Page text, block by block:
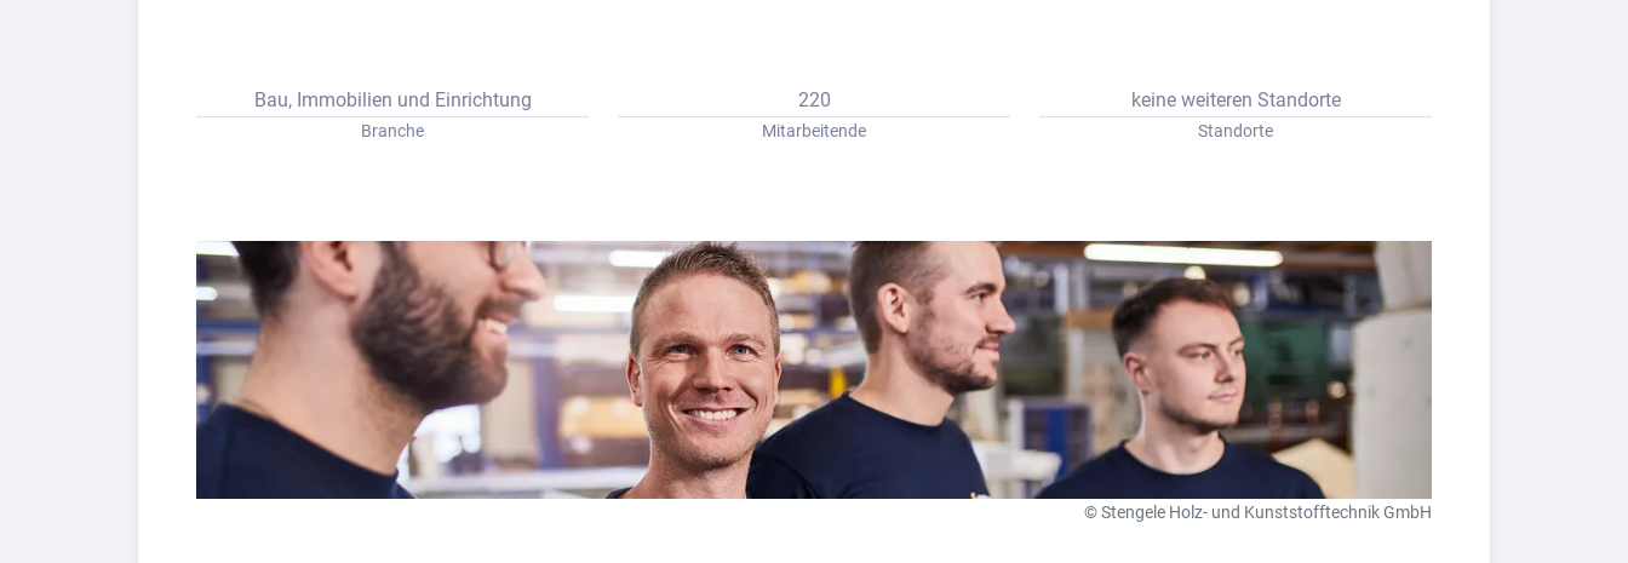
Bau, Immobilien und Einrichtung
Branche
220
Mitarbeitende
keine weiteren Standorte
Standorte
© Stengele Holz- und Kunststofftechnik GmbH